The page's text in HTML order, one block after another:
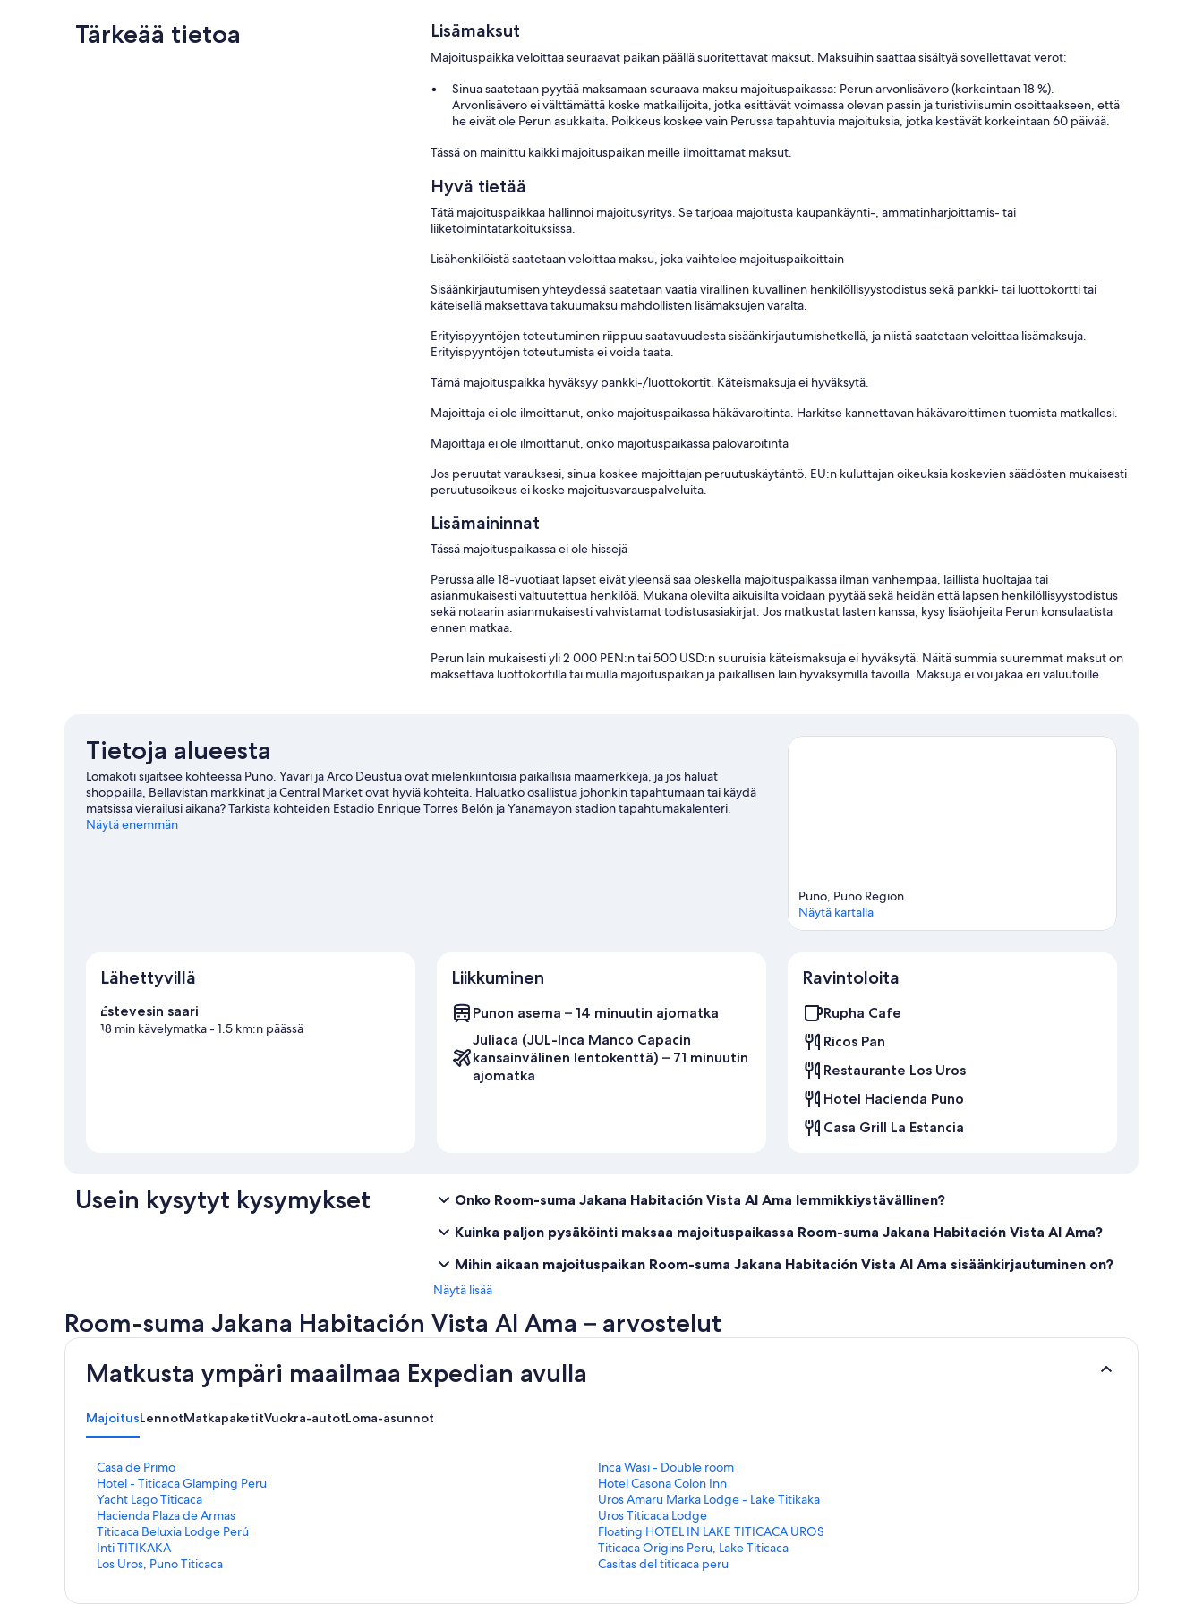
Tärkeää tietoa Lisämaksut
Majoituspaikka veloittaa seuraavat paikan päällä suoritettavat maksut. Maksuihin saattaa sisältyä sovellettavat verot:
Sinua saatetaan pyytää maksamaan seuraava maksu majoituspaikassa: Perun arvonlisävero (korkeintaan 18 %).
Arvonlisävero ei välttämättä koske matkailijoita, jotka esittävät voimassa olevan passin ja turistiviisumin osoittaakseen, että
he eivät ole Perun asukkaita. Poikkeus koskee vain Perussa tapahtuvia majoituksia, jotka kestävät korkeintaan 60 päivää.
Tässä on mainittu kaikki majoituspaikan meille ilmoittamat maksut.
Hyvä tietää
Tätä majoituspaikkaa hallinnoi majoitusyritys. Se tarjoaa majoitusta kaupankäynti-, ammatinharjoittamis- tai
liiketoimintatarkoituksissa.
Lisähenkilöistä saatetaan veloittaa maksu, joka vaihtelee majoituspaikoittain
Sisäänkirjautumisen yhteydessä saatetaan vaatia virallinen kuvallinen henkilöllisyystodistus sekä pankki- tai luottokortti tai
käteisellä maksettava takuumaksu mahdollisten lisämaksujen varalta.
Erityispyyntöjen toteutuminen riippuu saatavuudesta sisäänkirjautumishetkellä, ja niistä saatetaan veloittaa lisämaksuja.
Erityispyyntöjen toteutumista ei voida taata.
Tämä majoituspaikka hyväksyy pankki-/luottokortit. Käteismaksuja ei hyväksytä.
Majoittaja ei ole ilmoittanut, onko majoituspaikassa häkävaroitinta. Harkitse kannettavan häkävaroittimen tuomista matkallesi.
Majoittaja ei ole ilmoittanut, onko majoituspaikassa palovaroitinta
Jos peruutat varauksesi, sinua koskee majoittajan peruutuskäytäntö. EU:n kuluttajan oikeuksia koskevien säädösten mukaisesti
peruutusoikeus ei koske majoitusvarauspalveluita.
Lisämaininnat
Tässä majoituspaikassa ei ole hissejä
Perussa alle 18-vuotiaat lapset eivät yleensä saa oleskella majoituspaikassa ilman vanhempaa, laillista huoltajaa tai
asianmukaisesti valtuutettua henkilöä. Mukana olevilta aikuisilta voidaan pyytää sekä heidän että lapsen henkilöllisyystodistus
sekä notaarin asianmukaisesti vahvistamat todistusasiakirjat. Jos matkustat lasten kanssa, kysy lisäohjeita Perun konsulaatista
ennen matkaa.
Perun lain mukaisesti yli 2 000 PEN:n tai 500 USD:n suuruisia käteismaksuja ei hyväksytä. Näitä summia suuremmat maksut on
maksettava luottokortilla tai muilla majoituspaikan ja paikallisen lain hyväksymillä tavoilla. Maksuja ei voi jakaa eri valuutoille.
Tietoja alueesta
Lomakoti sijaitsee kohteessa Puno. Yavari ja Arco Deustua ovat mielenkiintoisia paikallisia maamerkkejä, ja jos haluat
shoppailla, Bellavistan markkinat ja Central Market ovat hyviä kohteita. Haluatko osallistua johonkin tapahtumaan tai käydä
matsissa vierailusi aikana? Tarkista kohteiden Estadio Enrique Torres Belón ja Yanamayon stadion tapahtumakalenteri.
Tutustu lähiseutuun ja kokeile erilaisia aktiviteetteja; täällä voit muun muassa kalastaa.
Näytä enemmän
Puno, Puno Region
Näytä kartalla
Lähettyvillä
Estevesin saari
18 min kävelymatka- 1.5 km:n päässä
Liikkuminen
Punon asema – 14 minuutin ajomatka
Juliaca (JUL-Inca Manco Capacin
kansainvälinen lentokenttä) – 71 minuutin
ajomatka
Ravintoloita
Rupha Cafe
Ricos Pan
Restaurante Los Uros
Hotel Hacienda Puno
Casa Grill La Estancia
Usein kysytyt kysymykset
Onko Room-suma Jakana Habitación Vista Al Ama lemmikkiystävällinen?
Kuinka paljon pysäköinti maksaa majoituspaikassa Room-suma Jakana Habitación Vista Al Ama?
Mihin aikaan majoituspaikan Room-suma Jakana Habitación Vista Al Ama sisäänkirjautuminen on?
Näytä lisää
Room-suma Jakana Habitación Vista Al Ama – arvostelut
Matkusta ympäri maailmaa Expedian avulla
MajoitusLennotMatkapaketitVuokra-autotLoma-asunnot
Casa de Primo
K
o
h
t
e
e
n
Inca Wasi - Double room
K
o
h
t
e
e
n
Hotel - Titicaca Glamping Peru
K
o
h
t
e
e
Hotel Casona Colon Inn
K
o
h
t
e
e
Yacht Lago Titicaca
K
o
h
t
e
Uros Amaru Marka Lodge - Lake Titikaka
K
o
h
t
e
Hacienda Plaza de Armas
K
o
h
t
Uros Titicaca Lodge
K
o
h
t
Titicaca Beluxia Lodge Perú
K
o
h
Floating HOTEL IN LAKE TITICACA UROS
K
o
h
Inti TITIKAKA
K
o
Titicaca Origins Peru, Lake Titicaca
K
o
Los Uros, Puno Titicaca
K
Casitas del titicaca peru
K